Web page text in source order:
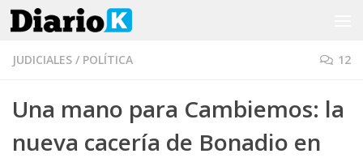
Saltar al contenido
JUDICIALES / POLÍTICA 12
Una mano para Cambiemos: la
nueva cacería de Bonadio en